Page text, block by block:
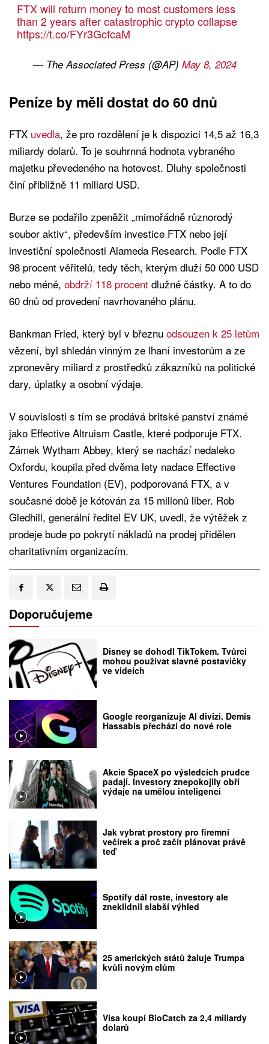
FTX will return money to most customers less
than 2 years after catastrophic crypto collapse
https://t.co/FYr3GcfcaM
— The Associated Press (@AP) May 8, 2024
Peníze by měli dostat do 60 dnů
FTX uvedla, že pro rozdělení je k dispozici 14,5 až 16,3
miliardy dolarů. To je souhrnná hodnota vybraného
majetku převedeného na hotovost. Dluhy společnosti
činí přibližně 11 miliard USD.
Burze se podařilo zpeněžit „mimořádně různorodý
soubor aktiv“, především investice FTX nebo její
investiční společnosti Alameda Research. Podle FTX
98 procent věřitelů, tedy těch, kterým dluží 50 000 USD
nebo méně, obdrží 118 procent dlužné částky. A to do
60 dnů od provedení navrhovaného plánu.
Bankman Fried, který byl v březnu odsouzen k 25 letům
vězení, byl shledán vinným ze lhaní investorům a ze
zpronevěry miliard z prostředků zákazníků na politické
dary, úplatky a osobní výdaje.
V souvislosti s tím se prodává britské panství známé
jako Effective Altruism Castle, které podporuje FTX.
Zámek Wytham Abbey, který se nachází nedaleko
Oxfordu, koupila před dvěma lety nadace Effective
Ventures Foundation (EV), podporovaná FTX, a v
současné době je kótován za 15 milionů liber. Rob
Gledhill, generální ředitel EV UK, uvedl, že výtěžek z
prodeje bude po pokrytí nákladů na prodej přidělen
charitativním organizacím.
Doporučujeme
Disney se dohodl TikTokem. Tvůrci
mohou používat slavné postavičky
ve videích
Google reorganizuje AI divizi. Demis
Hassabis přechází do nové role
Akcie SpaceX po výsledcích prudce
padají. Investory znepokojily obří
výdaje na umělou inteligenci
Jak vybrat prostory pro firemní
večírek a proč začít plánovat právě
teď
Spotify dál roste, investory ale
zneklidnil slabší výhled
25 amerických států žaluje Trumpa
kvůli novým clům
Visa koupí BioCatch za 2,4 miliardy
dolarů